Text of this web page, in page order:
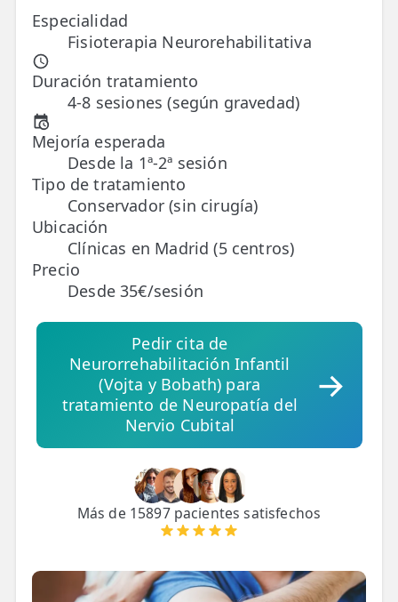
💆 Masajes Madrid
🏅 Fisioterapia Deportiva
🧠 Fisioterapia Neurológica
🧍 Fisioterapia Vestibular
🫁 Fisioterapia Respiratoria
👶 Fisioterapia Pediátrica
TRATAMIENTOS
✅ Punción Seca
✨ Fisioestética
✨ Radiofrecuencia INDIBA
✨ Drenaje Linfático Manual
✨ Cicatrices y Estrías
Especialidad
Fisioterapia Neurorehabilitativa
Duración tratamiento
4-8 sesiones (según gravedad)
Mejoría esperada
Desde la 1ª-2ª sesión
Tipo de tratamiento
Conservador (sin cirugía)
Ubicación
Clínicas en Madrid (5 centros)
Precio
Desde 35€/sesión
Pedir cita de
Neurorrehabilitación Infantil
(Vojta y Bobath) para
tratamiento de Neuropatía del
Nervio Cubital
Más de 15897 pacientes satisfechos